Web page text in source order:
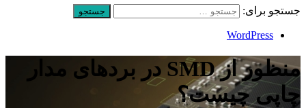
جستجو برای:
WordPress
منظور از SMD در بردهای مدار
چاپی چیست؟